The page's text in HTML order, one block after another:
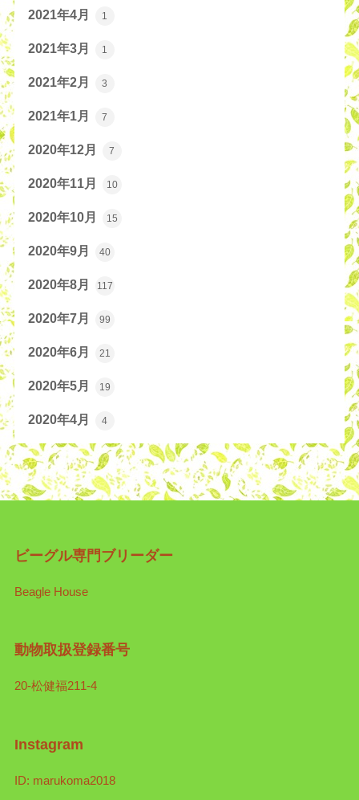
2021年4月 1
2021年3月 1
2021年2月 3
2021年1月 7
2020年12月 7
2020年11月 10
2020年10月 15
2020年9月 40
2020年8月 117
2020年7月 99
2020年6月 21
2020年5月 19
2020年4月 4
ビーグル専門ブリーダー
Beagle House
動物取扱登録番号
20-松健福211-4
Instagram
ID: marukoma2018